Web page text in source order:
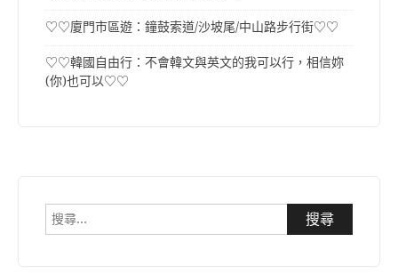
♡♡廈門市區遊：鐘鼓索道/沙坡尾/中山路步行街♡♡
♡♡韓國自由行：不會韓文與英文的我可以行，相信妳
(你)也可以♡♡
搜
尋